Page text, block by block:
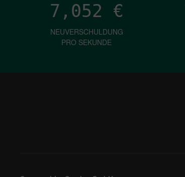
7,052 €
NEUVERSCHULDUNG
PRO SEKUNDE